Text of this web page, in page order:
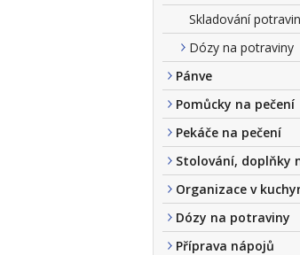
Skladování
Dózy na potraviny
Pánve
Pomůcky na pečení
Pekáče na pečení
Stolování, doplňky
Organizace v
Dózy na potraviny
Příprava nápojů